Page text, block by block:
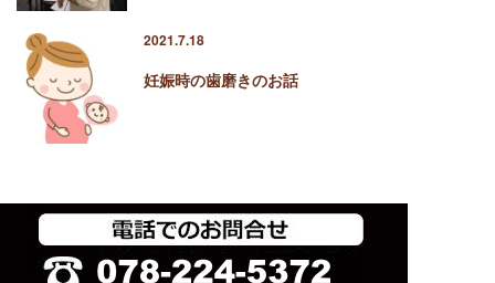
2021.7.18
妊娠時の歯磨きのお話